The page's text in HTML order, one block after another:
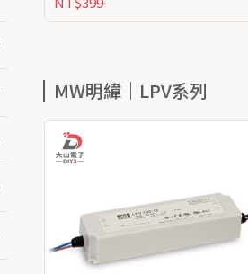
MW明緯｜LPV系列